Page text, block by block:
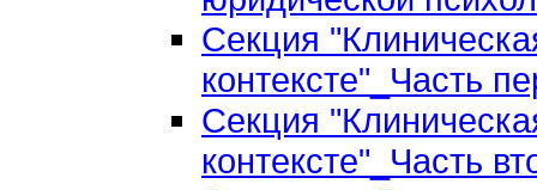
Секция
контексте"_Часть
Секция
контексте"_Часть